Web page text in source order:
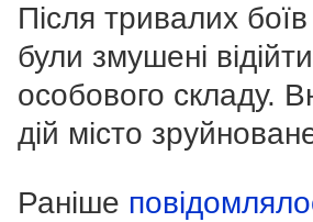
Після тривалих боїв
були змушені
особового складу.
дій місто
Раніше